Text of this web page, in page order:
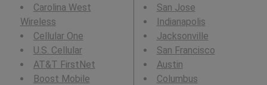
Carolina West
Wireless
Cellular One
U.S. Cellular
AT&T FirstNet
Boost Mobile
San Jose
Indianapolis
Jacksonville
San Francisco
Austin
Columbus